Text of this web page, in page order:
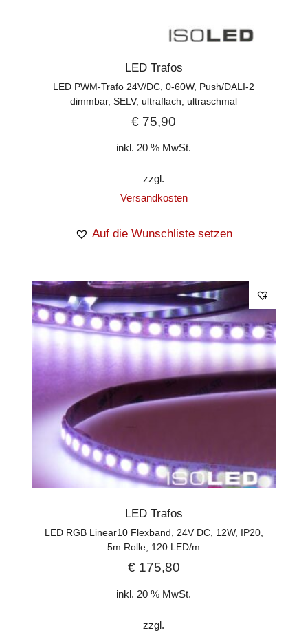
LED Trafos
LED PWM-Trafo 24V/DC, 0-60W, Push/DALI-2
dimmbar, SELV, ultraflach, ultraschmal
€ 75,90
inkl. 20 % MwSt.
zzgl.
Versandkosten
Auf die Wunschliste setzen
LED Trafos
LED RGB Linear10 Flexband, 24V DC, 12W, IP20,
5m Rolle, 120 LED/m
€175,80
inkl. 20 % MwSt.
zzgl.